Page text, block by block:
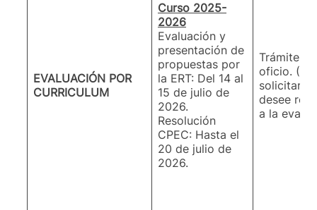
EVALUACIÓN POR
CURRICULUM
Curso 2025-
2026
Evaluación y
presentación de
propuestas por
la ERT: Del 14 al
15 de julio de
2026.
Resolución
CPEC: Hasta el
20 de julio de
2026.
Trámite
oficio. (El
solicitar
desee
a la